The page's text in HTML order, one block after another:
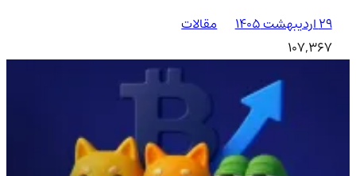
۲۹ اردیبهشت ۱۴۰۵
مقالات
107,367